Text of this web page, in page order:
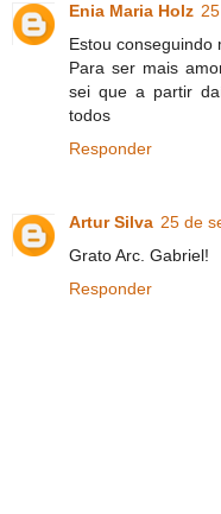
Enia Maria Holz
Estou conseguindo
Para ser mais
sei que a partir
todos
Responder
Artur Silva 25 de
Grato Arc. Gabriel!
Responder